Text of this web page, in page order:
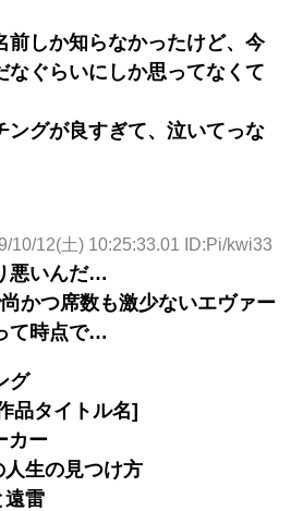
前しか知らなかったけど、今
なぐらいにしか思ってなくて
ングが良すぎて、泣いてっな
10/12(土) 10:25:33.01 ID:Pi/kwi33
悪いんだ…
かつ席数も激少ないエヴァー
て時点で…
グ
品タイトル名]
ー
生の見つけ方
雷